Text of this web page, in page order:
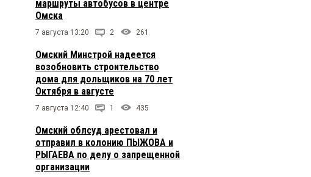
маршруты автобусов в центре
Омска
7 августа 13:20 2 261
Омский Минстрой надеется
возобновить строительство
дома для дольщиков на 70 лет
Октября в августе
7 августа 12:40 1 435
Омский облсуд арестовал и
отправил в колонию ПЫЖОВА и
РЫГАЕВА по делу о запрещенной
организации